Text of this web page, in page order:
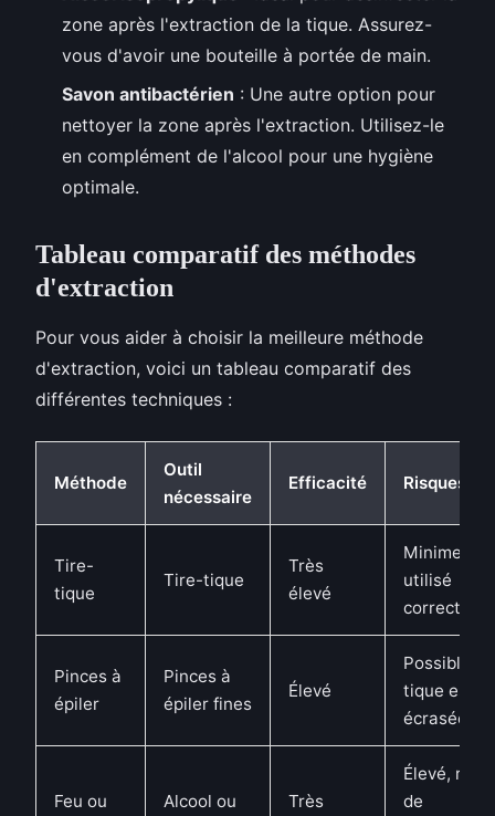
zone après l'extraction de la tique. Assurez-
vous d'avoir une bouteille à portée de main.
Savon antibactérien : Une autre option pour
nettoyer la zone après l'extraction. Utilisez-le
en complément de l'alcool pour une hygiène
optimale.
Tableau comparatif des méthodes
d'extraction
Pour vous aider à choisir la meilleure méthode
d'extraction, voici un tableau comparatif des
différentes techniques :
Méthode
Outil
nécessaire
Efficacité Risques
Tire-
tique
Tire-tique
Très
élevé
Minime si
utilisé
Pinces à
épiler
Pinces à
épiler fines
Élevé
Possible si
tique est
écrasée
Feu ou
Alcool ou
Très
Élevé,
de